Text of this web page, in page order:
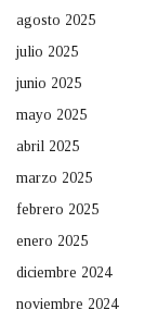
agosto 2025
julio 2025
junio 2025
mayo 2025
abril 2025
marzo 2025
febrero 2025
enero 2025
diciembre 2024
noviembre 2024